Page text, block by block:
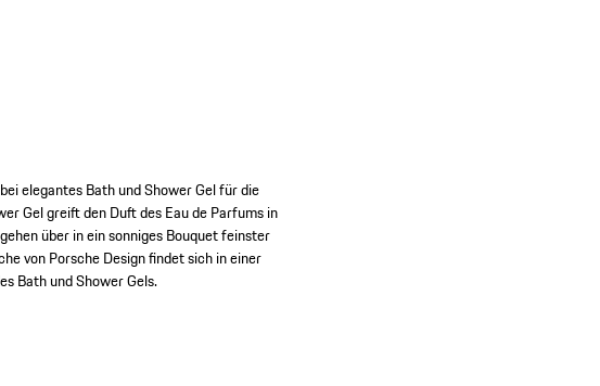
elegantes Bath und Shower Gel für die
Gel greift den Duft des Eau de Parfums in
über in ein sonniges Bouquet feinster
von Porsche Design findet sich in einer
Bath und Shower Gels.